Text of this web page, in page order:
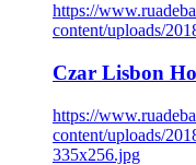
https://
content/uploads/
Czar Lisbon
https://
content/uploads/
335x256.jpg